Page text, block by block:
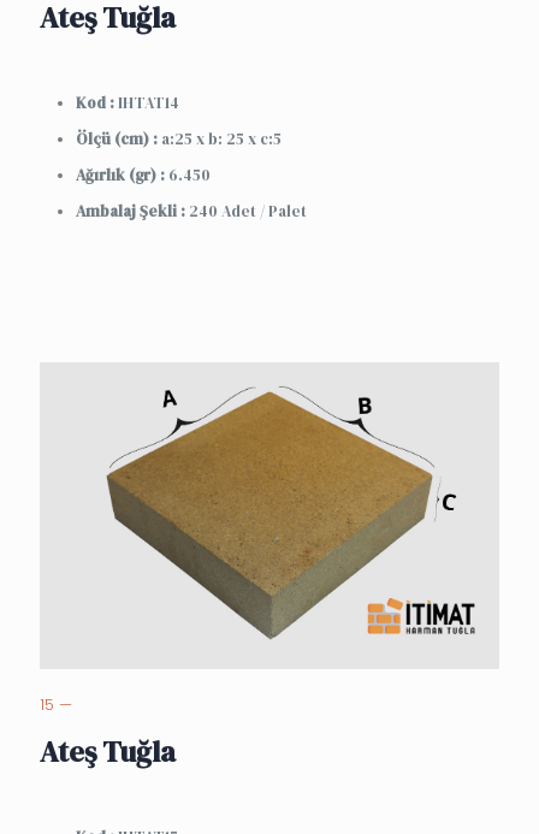
Ateş Tuğla
Kod :IHTAT14
Ölçü (cm) : a:25 x b: 25 x c:5
Ağırlık (gr) : 6.450
Ambalaj Şekli : 240 Adet / Palet
15 —
Ateş Tuğla